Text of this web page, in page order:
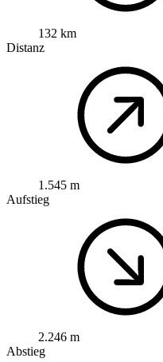
132 km
Distanz
1.545 m
Aufstieg
2.246 m
Abstieg